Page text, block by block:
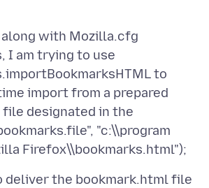
with Mozilla.cfg
I am trying to use
to
import from a prepared
designated in the
"c:\\program
the bookmark.html file